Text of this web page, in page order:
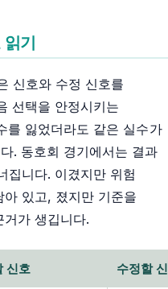
기
신호와 수정 신호를
선택을 안정시키는
를 잃었더라도 같은 실수가
. 동호회 경기에서는 결과
집니다. 이겼지만 위험
있고, 졌지만 기준을
가 생깁니다.
신호 수정할